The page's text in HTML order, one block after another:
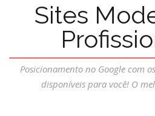
Sites
Posicionamento no Google com
disponíveis para você! O